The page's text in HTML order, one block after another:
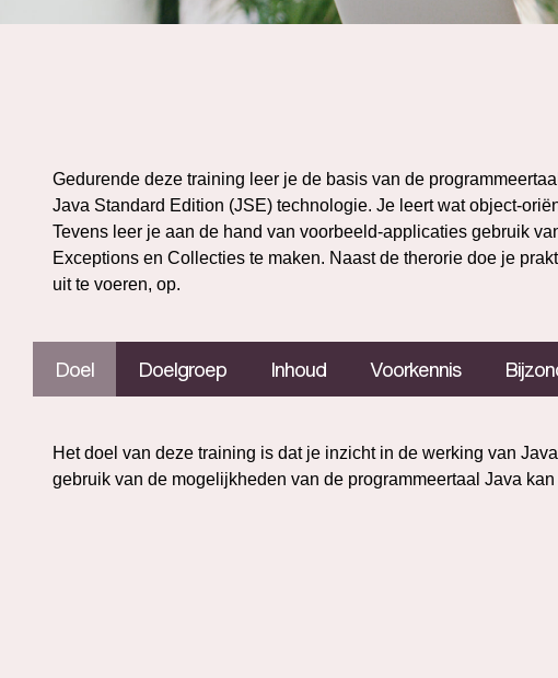
Gedurende deze training leer je de basis van de
Java Standard Edition (JSE) technologie. Je leert wat object-
Tevens leer je aan de hand van voorbeeld-applicaties gebruik
Exceptions en Collecties te maken. Naast de therorie doe je
uit te voeren, op.
Doel Doelgroep Inhoud Voorkennis
Het doel van deze training is dat je inzicht in de werking van
gebruik van de mogelijkheden van de programmeertaal Java kan